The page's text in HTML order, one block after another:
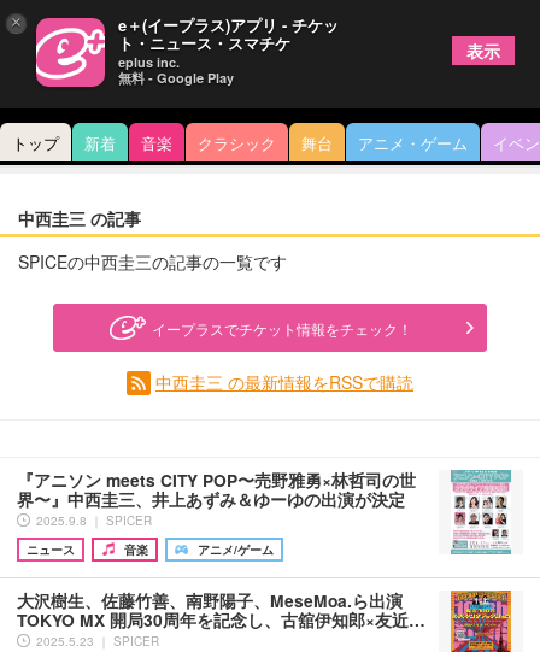
トップ 新着 音楽 クラシック 舞台 アニメ・ゲーム イベ
中西圭三 の記事
SPICEの中西圭三の記事の一覧です
イープラスでチケット情報をチェック！
中西圭三 の最新情報をRSSで購読
『アニソン meets CITY POP〜売野雅勇×林哲司の世
界〜』中西圭三、井上あずみ＆ゆーゆの出演が決定
2025.9.8 ｜ SPICER
ニュース
音楽 アニメ/ゲーム
大沢樹生、佐藤竹善、南野陽子、MeseMoa.ら出演
TOKYO MX 開局30周年を記念し、古舘伊知郎×友近…
2025.5.23 ｜ SPICER
× e＋(イープラス)アプリ - チケッ
ト・ニュース・スマチケ
eplus inc.
無料 - Google Play
表示